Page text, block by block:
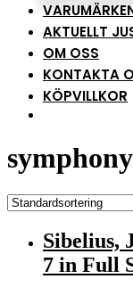
AKTUELLT
OM OSS
KONTAKTA
KÖPVILLKOR
Sibelius,
7 in Full